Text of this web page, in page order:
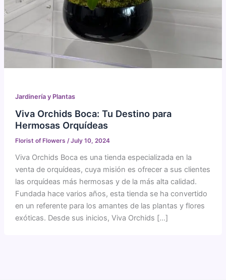
Jardinería y Plantas
Viva Orchids Boca: Tu Destino para
Hermosas Orquídeas
Florist of Flowers /July 10, 2024
Viva Orchids Boca es una tienda especializada en la
venta de orquídeas, cuya misión es ofrecer a sus clientes
las orquídeas más hermosas y de la más alta calidad.
Fundada hace varios años, esta tienda se ha convertido
en un referente para los amantes de las plantas y flores
exóticas. Desde sus inicios, Viva Orchids […]